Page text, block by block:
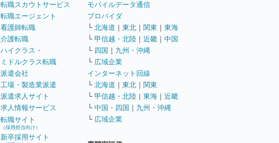
転職スカウトサービス
転職エージェント
看護師転職
介護転職
ハイクラス・
ミドルクラス転職
派遣会社
工場・製造業派遣
派遣求人サイト
求人情報サービス
転職サイト
（採用担当向け）
新卒採用サイト
モバイルデータ通信
プロバイダ
└ 北海道 ｜ 東北 ｜ 関東 ｜ 東海
└ 甲信越・北陸 ｜ 近畿 ｜ 中国
└ 四国 ｜ 九州・沖縄
└ 広域企業
インターネット回線
└ 北海道 ｜ 東北 ｜ 関東
└ 甲信越・北陸 ｜ 東海 ｜ 近畿
└ 中国・四国 ｜ 九州・沖縄
└ 広域企業